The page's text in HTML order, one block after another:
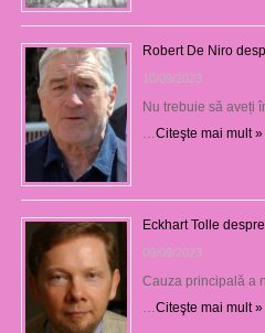
Robert De Niro
10/09/2023
Nu trebuie să aveți
Citeşte mai mult »
Eckhart Tolle
09/09/2023
Cauza principală a
Citeşte mai mult »